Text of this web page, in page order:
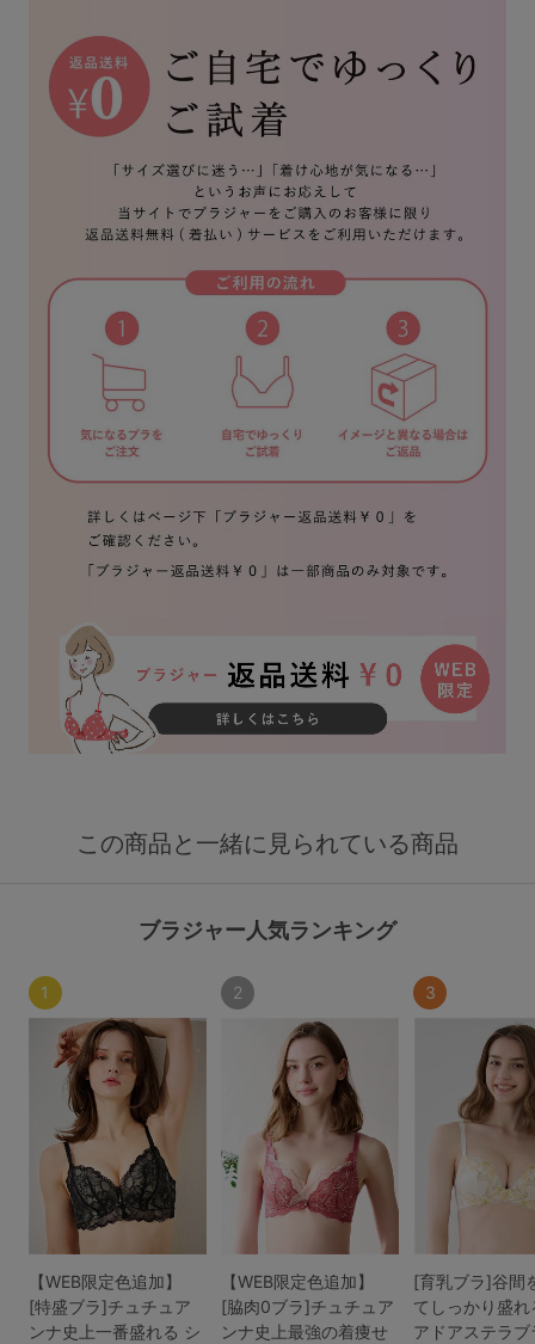
この商品と一緒に見られている商品
ブラジャー人気ランキング
1
【WEB限定色追加】
[特盛ブラ]チュチュア
ンナ史上一番盛れる シ
2
【WEB限定色追加】
[脇肉0ブラ]チュチュア
ンナ史上最強の着痩せ
3
[育乳ブラ]谷間
てしっかり盛
アドアステラブ